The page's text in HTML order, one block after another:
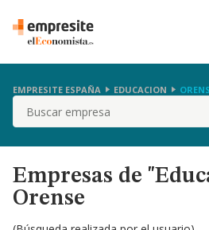
EMPRESITE ESPAÑA EDUCACION
Buscar
Empresas de
Orense